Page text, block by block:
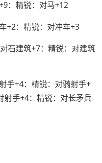
：精锐：对马+12
+2：精锐：对冲车+3
石建筑+7：精锐：对建筑
+4：精锐：对骑射手+
射手+4：精锐：对长矛兵